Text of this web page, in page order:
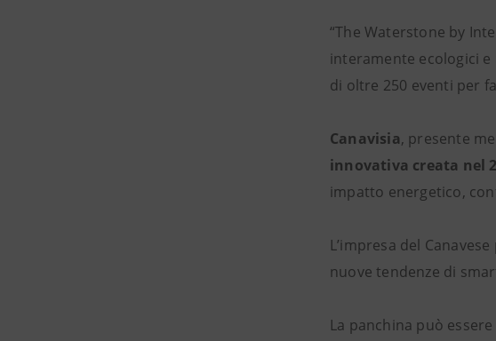
“The Waterstone by
interamente ecologici
di oltre 250 eventi per
Canavisia, presente
innovativa creata nel
impatto energetico,
L’impresa del
nuove tendenze di
La panchina può